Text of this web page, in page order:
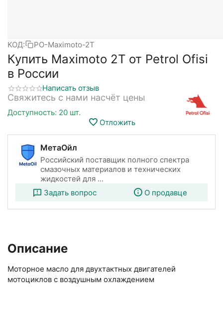
КОД: PO-Maximoto-2T
Купить Maximoto 2T от Petrol Ofisi
в России
Написать отзыв
Свяжитесь с нами насчёт цены
Доступность: 20 шт.
Отложить
МетаОйл
Российский поставщик полного спектра
смазочных материалов и технических
жидкостей для ...
Задать вопрос
О продавце
Описание
Моторное масло для двухтактных двигателей
мотоциклов с воздушным охлаждением